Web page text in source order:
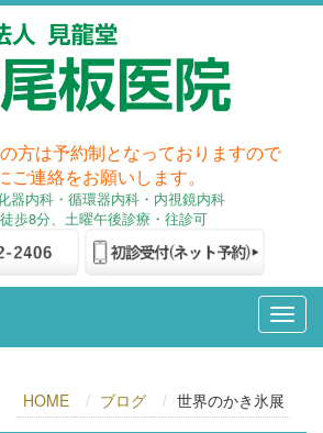
方は予約制となっておりますので
ご連絡をお願いします。
器内科・循環器内科・内視鏡内科
歩8分、土曜午後診療・往診可
HOME ブログ 世界のかき氷展